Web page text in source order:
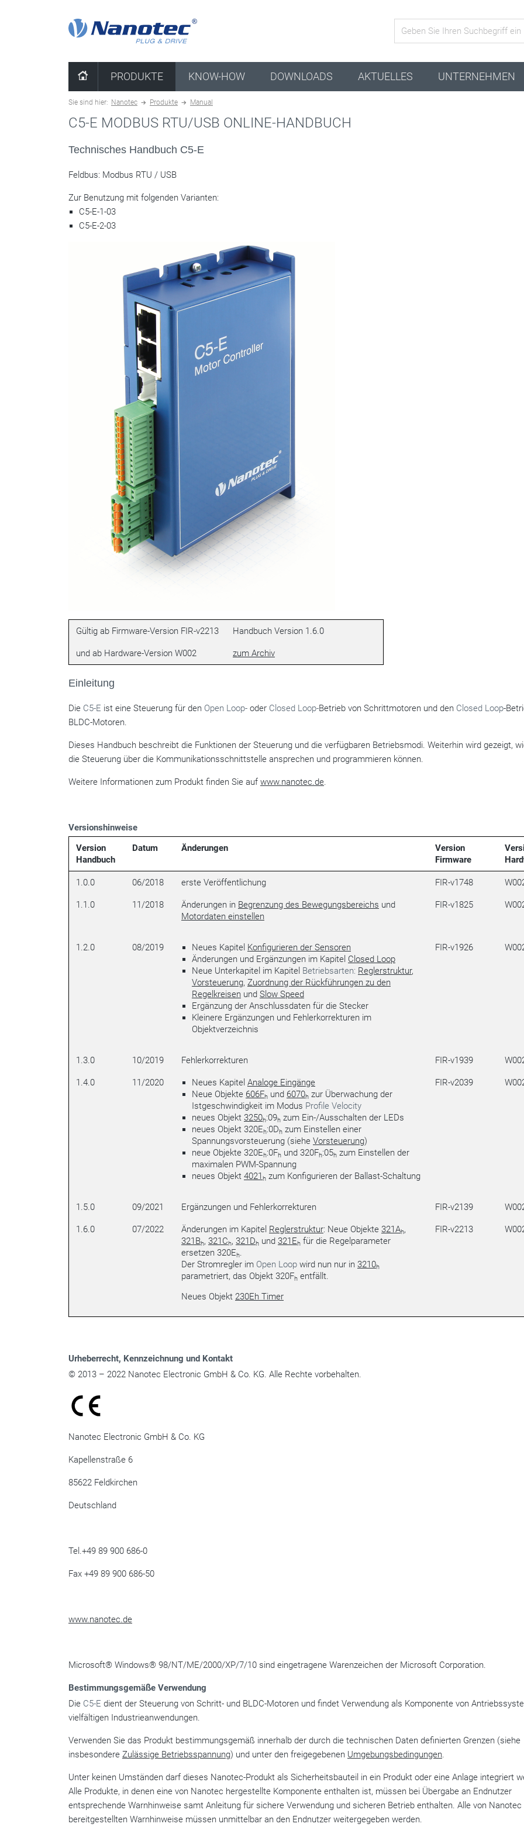
PRODUKTE KNOW-HOW DOWNLOADS AKTUELLES UNTERNEHMEN
Sie sind hier: Nanotec Produkte Manual
C5-E MODBUS RTU/USB ONLINE-HANDBUCH
Technisches Handbuch C5-E
Feldbus: Modbus RTU / USB
Zur Benutzung mit folgenden Varianten:
C5-E-1-03
C5-E-2-03
Gültig ab Firmware-Version FIR-v2213 Handbuch Version 1.6.0
und ab Hardware-Version W002 zum Archiv
Einleitung
Die C5-E ist eine Steuerung für den Open Loop- oder Closed Loop-Betrieb von Schrittmotoren und den Closed Loop-
BLDC-Motoren.
Dieses Handbuch beschreibt die Funktionen der Steuerung und die verfügbaren Betriebsmodi. Weiterhin wird gezeigt,
die Steuerung über die Kommunikationsschnittstelle ansprechen und programmieren können.
Weitere Informationen zum Produkt finden Sie auf www.nanotec.de.
Versionshinweise
Version
Handbuch
Datum Änderungen
Version
Firmware
1.0.0 06/2018 erste Veröffentlichung FIR-v1748
1.1.0 11/2018 Änderungen in Begrenzung des Bewegungsbereichs und
Motordaten einstellen
FIR-v1825
1.2.0 08/2019 Neues Kapitel Konfigurieren der Sensoren
Änderungen und Ergänzungen im Kapitel Closed Loop
Neue Unterkapitel im Kapitel Betriebsarten: Reglerstruktur,
Vorsteuerung, Zuordnung der Rückführungen zu den
Regelkreisen und Slow Speed
Ergänzung der Anschlussdaten für die Stecker
Kleinere Ergänzungen und Fehlerkorrekturen im
Objektverzeichnis
FIR-v1926
1.3.0 10/2019 Fehlerkorrekturen FIR-v1939
1.4.0 11/2020 Neues Kapitel Analoge Eingänge
Neue Objekte 606Fh und 6070h zur Überwachung der
Istgeschwindigkeit im Modus Profile Velocity
neues Objekt 3250h:09h zum Ein-/Ausschalten der LEDs
neues Objekt 320Eh:0Dh zum Einstellen einer
Spannungsvorsteuerung (siehe Vorsteuerung)
neue Objekte 320Eh:0Fh und 320Fh:05h zum Einstellen der
maximalen PWM-Spannung
neues Objekt 4021 h zum Konfigurieren der Ballast-Schaltung
FIR-v2039
1.5.0 09/2021 Ergänzungen und Fehlerkorrekturen FIR-v2139
1.6.0 07/2022 Änderungen im Kapitel Reglerstruktur: Neue Objekte 321Ah,
321Bh, 321Ch, 321Dh und 321Eh für die Regelparameter
ersetzen 320Eh.
Der Stromregler im Open Loop wird nun nur in 3210h
parametriert, das Objekt 320Fh entfällt.
Neues Objekt 230Eh Timer
FIR-v2213
Urheberrecht, Kennzeichnung und Kontakt
© 2013 – 2022 Nanotec Electronic GmbH & Co. KG. Alle Rechte vorbehalten.
Nanotec Electronic GmbH & Co. KG
Kapellenstraße 6
85622 Feldkirchen
Deutschland
Tel.+49 89 900 686-0
Fax +49 89 900 686-50
www.nanotec.de
Microsoft® Windows® 98/NT/ME/2000/XP/7/10 sind eingetragene Warenzeichen der Microsoft Corporation.
Bestimmungsgemäße Verwendung
Die C5-E dient der Steuerung von Schritt- und BLDC-Motoren und findet Verwendung als Komponente von
vielfältigen Industrieanwendungen.
Verwenden Sie das Produkt bestimmungsgemäß innerhalb der durch die technischen Daten definierten Grenzen (siehe
insbesondere Zulässige Betriebsspannung) und unter den freigegebenen Umgebungsbedingungen
Unter keinen Umständen darf dieses Nanotec-Produkt als Sicherheitsbauteil in ein Produkt oder eine Anlage integriert
Alle Produkte, in denen eine von Nanotec hergestellte Komponente enthalten ist, müssen bei Übergabe an Endnutzer
entsprechende Warnhinweise samt Anleitung für sichere Verwendung und sicheren Betrieb enthalten. Alle von Nanotec
bereitgestellten Warnhinweise müssen unmittelbar an den Endnutzer weitergegeben werden.